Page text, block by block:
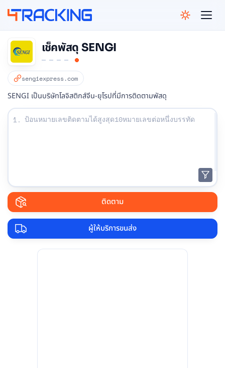
เช็คพัสดุ SENGI
sengiexpress.com
SENGI เป็นบริษัทโลจิสติกส์จีน-ยุโรปที่มีการติดตามพัสดุ
ป้อนหมายเลขติดตามของคุณ:
1.
ติดตาม
ผู้ให้บริการขนส่ง